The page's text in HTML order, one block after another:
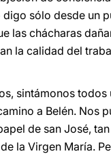
digo sólo desde un
las chácharas
la calidad del
sintámonos todos
a Belén. Nos
de san José,
la Virgen María.